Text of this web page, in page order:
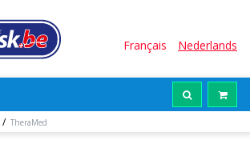
Français Nederlands
/ TheraMed